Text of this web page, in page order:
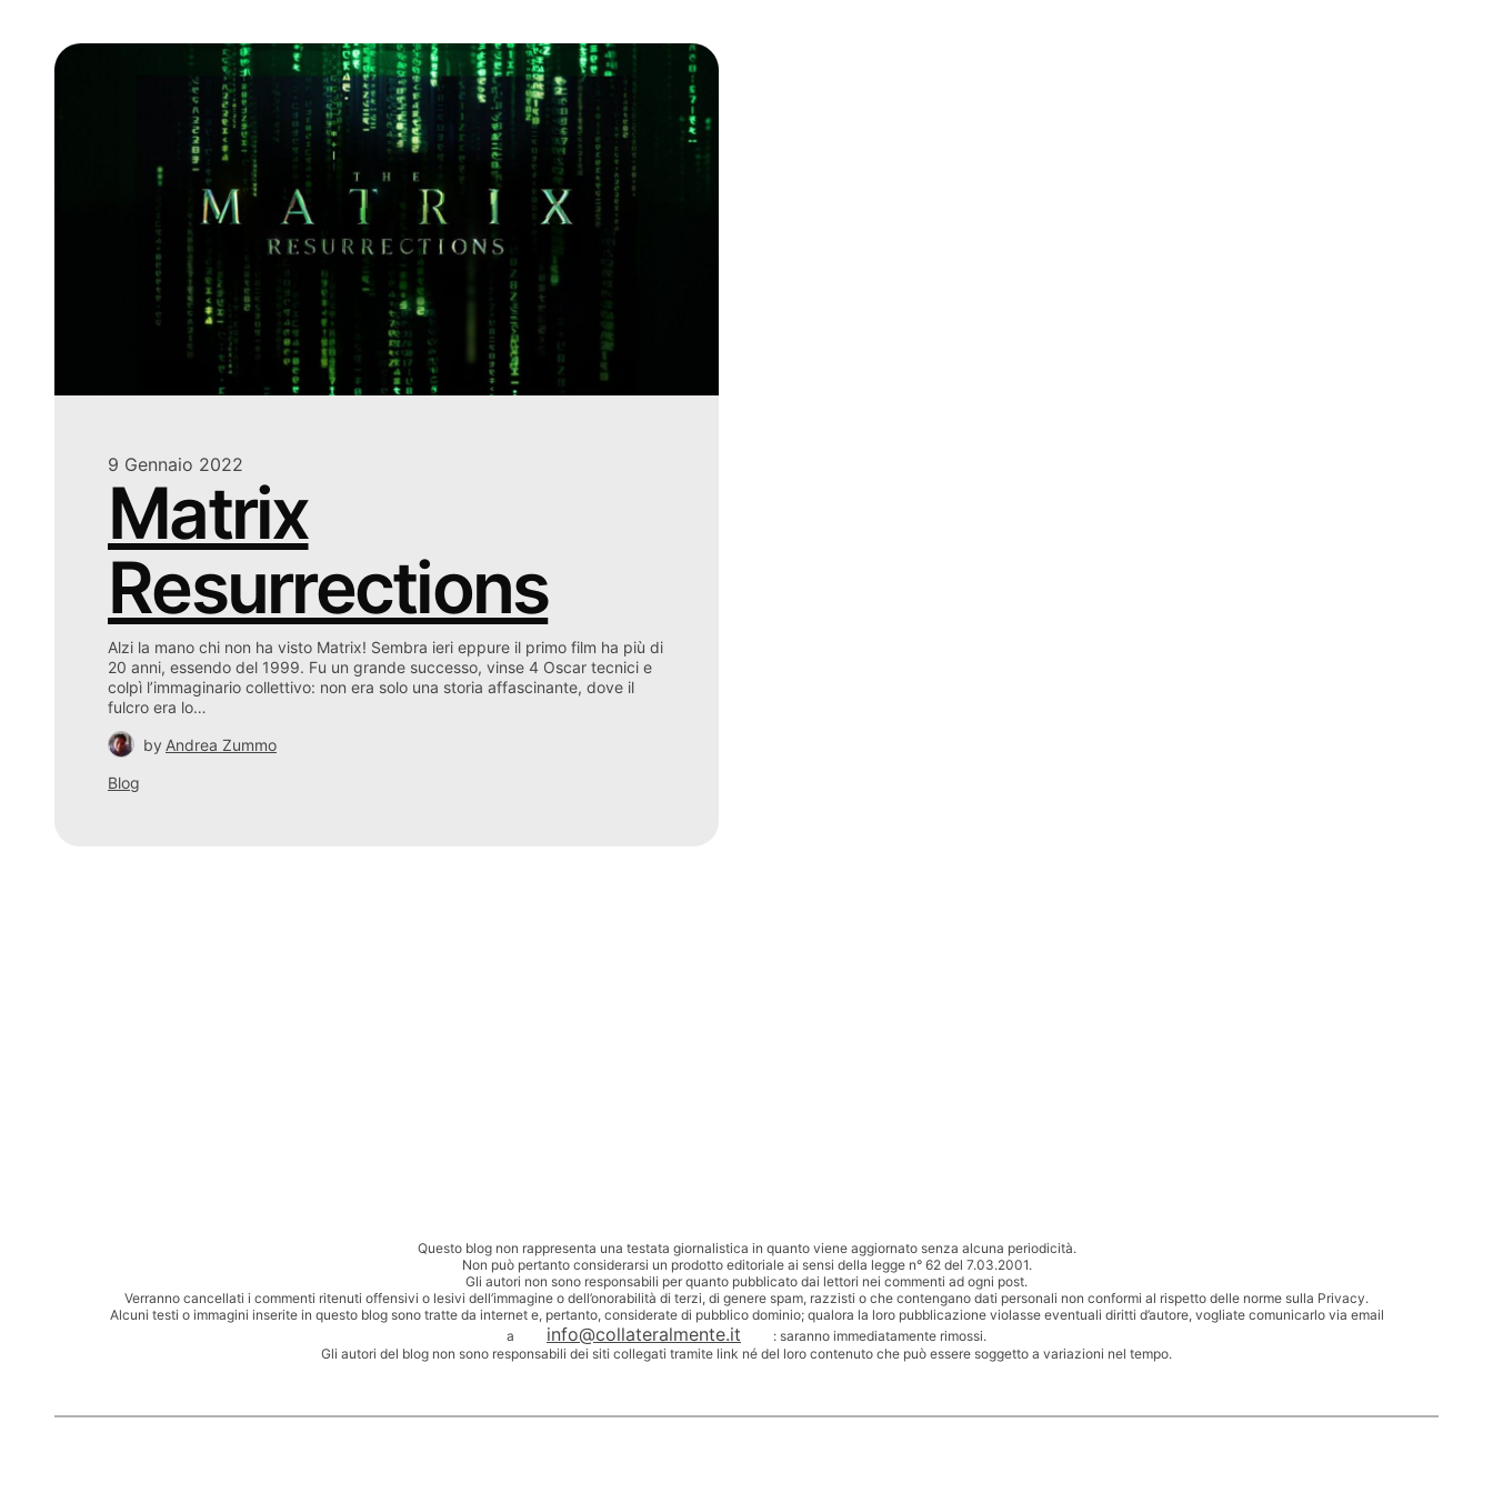
9 Gennaio 2022
Matrix
Resurrections
Alzi la mano chi non ha visto Matrix! Sembra ieri eppure il primo film ha più di
20 anni, essendo del 1999. Fu un grande successo, vinse 4 Oscar tecnici e
colpì l’immaginario collettivo: non era solo una storia affascinante, dove il
fulcro era lo…
by Andrea Zummo
Blog
Questo blog non rappresenta una testata giornalistica in quanto viene aggiornato senza alcuna periodicità.
Non può pertanto considerarsi un prodotto editoriale ai sensi della legge n° 62 del 7.03.2001.
Gli autori non sono responsabili per quanto pubblicato dai lettori nei commenti ad ogni post.
Verranno cancellati i commenti ritenuti offensivi o lesivi dell’immagine o dell’onorabilità di terzi, di genere spam, razzisti o che contengano dati personali non conformi al rispetto delle norme sulla Privacy.
Alcuni testi o immagini inserite in questo blog sono tratte da internet e, pertanto, considerate di pubblico dominio; qualora la loro pubblicazione violasse eventuali diritti d’autore, vogliate comunicarlo via email
a
info@collateralmente.it
: saranno immediatamente rimossi.
Gli autori del blog non sono responsabili dei siti collegati tramite link né del loro contenuto che può essere soggetto a variazioni nel tempo.